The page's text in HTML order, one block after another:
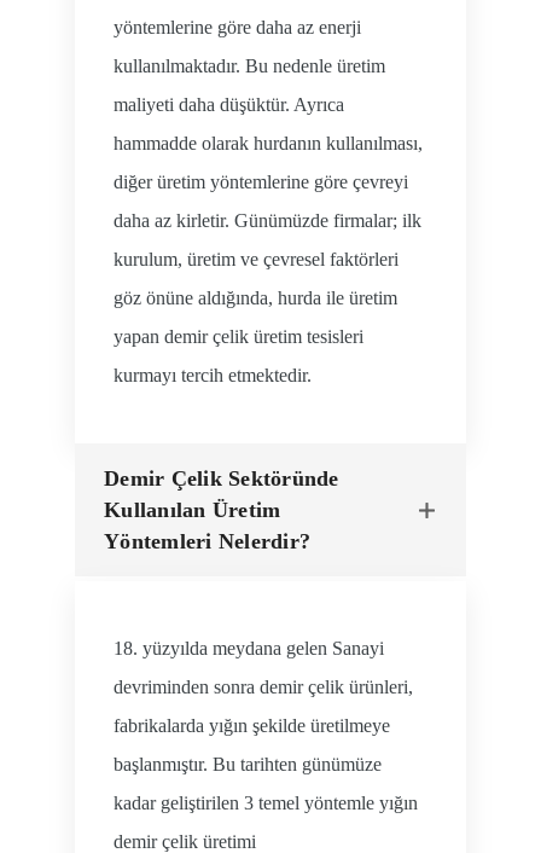
yöntemlerine göre daha az enerji
kullanılmaktadır. Bu nedenle üretim
maliyeti daha düşüktür. Ayrıca
hammadde olarak hurdanın kullanılması,
diğer üretim yöntemlerine göre çevreyi
daha az kirletir. Günümüzde firmalar; ilk
kurulum, üretim ve çevresel faktörleri
göz önüne aldığında, hurda ile üretim
yapan demir çelik üretim tesisleri
kurmayı tercih etmektedir.
Demir Çelik Sektöründe
Kullanılan Üretim
Yöntemleri Nelerdir?
18. yüzyılda meydana gelen Sanayi
devriminden sonra demir çelik ürünleri,
fabrikalarda yığın şekilde üretilmeye
başlanmıştır. Bu tarihten günümüze
kadar geliştirilen 3 temel yöntemle yığın
demir çelik üretimi